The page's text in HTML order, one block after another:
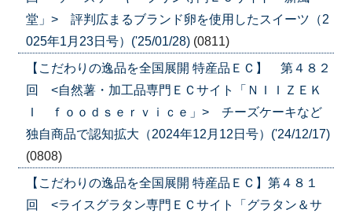
堂」> 評判広まるブランド卵を使用したスイーツ（2
025年1月23日号）('25/01/28) (0811)
【こだわりの逸品を全国展開 特産品ＥＣ】 第４８２
回 <自然薯・加工品専門ＥＣサイト「ＮＩＩＺＥＫ
Ｉ ｆｏｏｄｓｅｒｖｉｃｅ」> チーズケーキなど
独自商品で認知拡大（2024年12月12日号）('24/12/17)
(0808)
【こだわりの逸品を全国展開 特産品ＥＣ】第４８１
回 <ライスグラタン専門ＥＣサイト「グラタン＆サ